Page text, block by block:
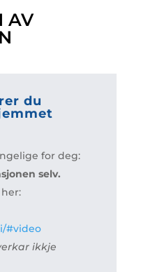
AV
du
for deg:
selv.
#video
ikkje